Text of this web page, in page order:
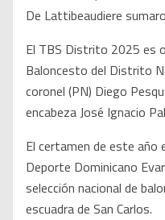
De Lattibeaudiere
El TBS Distrito 2025 es
Baloncesto del Distrito
coronel (PN) Diego
encabeza José Ignacio
El certamen de este año
Deporte Dominicano
selección nacional de
escuadra de San Carlos.